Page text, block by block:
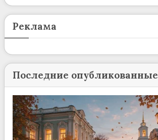
Реклама
Последние опубликованные